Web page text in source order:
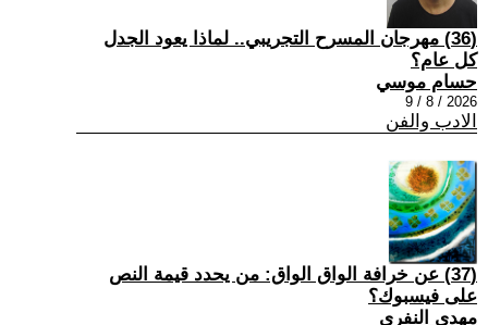
(36) مهرجان المسرح التجريبي.. لماذا يعود الجدل
كل عام؟
حسام موسي
2026 / 8 / 9
الادب والفن
(37) عن خرافة الواق الواق: من يحدد قيمة النص
على فيسبوك؟
مهدي النفري